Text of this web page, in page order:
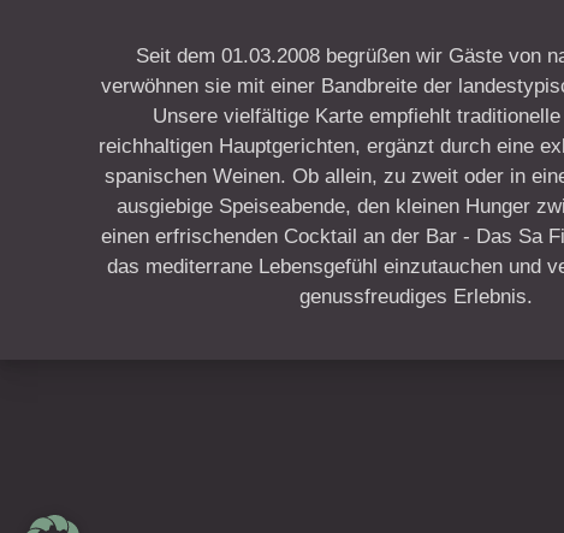
Seit dem 01.03.2008 begrüßen wir Gäste von
verwöhnen sie mit einer Bandbreite der
Unsere vielfältige Karte empfiehlt traditionelle
reichhaltigen Hauptgerichten, ergänzt durch eine
spanischen Weinen. Ob allein, zu zweit oder in
ausgiebige Speiseabende, den kleinen Hunger
einen erfrischenden Cocktail an der Bar - Das Sa
das mediterrane Lebensgefühl einzutauchen und
genussfreudiges Erlebnis.